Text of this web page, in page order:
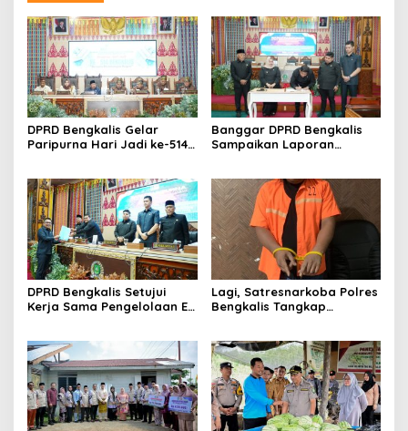
DPRD Bengkalis Gelar
Paripurna Hari Jadi ke-514
Negeri Junjungan.
Banggar DPRD Bengkalis
Sampaikan Laporan
Pelaksanaan APBD Tahun
Anggaran 2025
DPRD Bengkalis Setujui
Kerja Sama Pengelolaan E-
Lagi, Satresnarkoba Polres
Bengkalis Tangkap